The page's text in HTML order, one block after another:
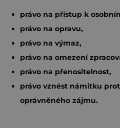
právo na přístup k
právo na opravu,
právo na výmaz,
právo na omezení
právo na přenositelnost,
právo vznést námitku
oprávněného zájmu.